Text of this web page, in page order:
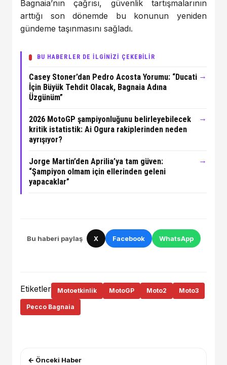
Bagnaia’nın çağrısı, güvenlik tartışmalarının
arttığı son dönemde bu konunun yeniden
gündeme taşınmasını sağladı.
BU HABERLER DE İLGİNİZİ ÇEKEBİLİR
Casey Stoner’dan Pedro Acosta Yorumu: “Ducati
İçin Büyük Tehdit Olacak, Bagnaia Adına
Üzgünüm”
→
2026 MotoGP şampiyonluğunu belirleyebilecek
kritik istatistik: Ai Ogura rakiplerinden neden
ayrışıyor?
→
Jorge Martin’den Aprilia’ya tam güven:
“Şampiyon olmam için ellerinden geleni
yapacaklar”
→
Bu haberi paylaş X Facebook WhatsApp
Etiketler Motoetkinlik MotoGP Moto2 Moto3
Pecco Bagnaia
← Önceki Haber